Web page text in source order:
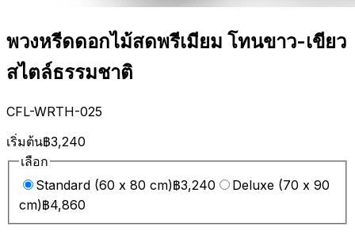
พวงหรีดดอกไม้สดพรีเมียม โทนขาว-เขียว
สไตล์ธรรมชาติ
CFL-WRTH-025
เริ่มต้น฿3,240
เลือก
Standard (60 x 80 cm)฿3,240
Deluxe (70 x 90
cm)฿4,860